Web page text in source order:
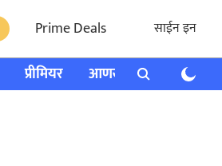
Prime Deals साईन इन
प्रीमियर आणखी राशी भविष्य